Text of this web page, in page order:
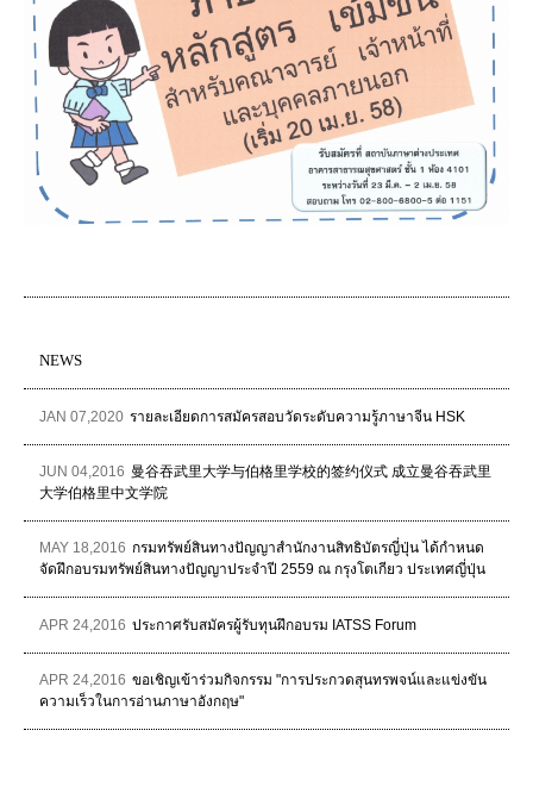
NEWS
JAN 07,2020 รายละเอียดการสมัครสอบวัดระดับความรู้ภาษาจีน HSK
JUN 04,2016 曼谷吞武里大学与伯格里学校的签约仪式 成立曼谷吞武里
大学伯格里中文学院
MAY 18,2016 กรมทรัพย์สินทางปัญญาสำนักงานสิทธิบัตรญี่ปุ่น ได้กำหนด
จัดฝึกอบรมทรัพย์สินทางปัญญาประจำปี 2559 ณ กรุงโตเกียว ประเทศญี่ปุ่น
APR 24,2016 ประกาศรับสมัครผู้รับทุนฝึกอบรม IATSS Forum
APR 24,2016 ขอเชิญเข้าร่วมกิจกรรม "การประกวดสุนทรพจน์และแข่งขัน
ความเร็วในการอ่านภาษาอังกฤษ"